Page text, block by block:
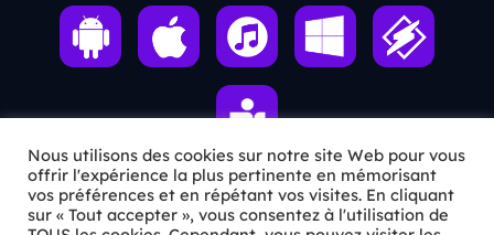
ℹ️ INFOS PRATIQUES
Nous utilisons des cookies sur notre site Web pour vous
offrir l'expérience la plus pertinente en mémorisant
vos préférences et en répétant vos visites. En cliquant
sur « Tout accepter », vous consentez à l'utilisation de